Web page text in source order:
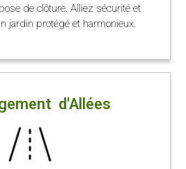
de clôture. Alliez sécurité et
jardin protégé et harmonieux.
d'Allées